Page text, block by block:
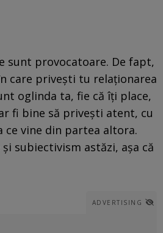
sunt provocatoare. De fapt,
care privești tu relaționarea
oglinda ta, fie că îți place,
fi bine să privești atent, cu
ce vine din partea altora.
subiectivism astăzi, aşa că
ADVERTISING